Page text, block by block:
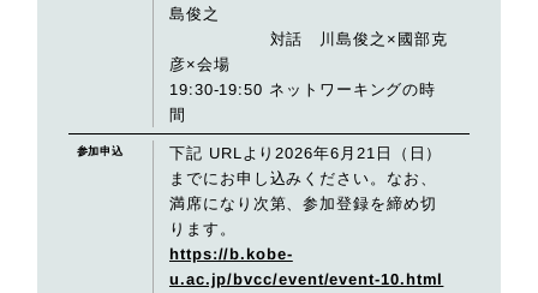
島俊之
対話 川島俊之×國部克
彦×会場
19:30-19:50 ネットワーキングの時
間
参加申込 下記 URLより2026年6月21日（日）
までにお申し込みください。なお、
満席になり次第、参加登録を締め切
ります。
https://b.kobe-
u.ac.jp/bvcc/event/event-10.html